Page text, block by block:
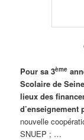
Pour sa 3ème
Scolaire de
lieux des
d’enseignement
nouvelle
SNUEP ; …